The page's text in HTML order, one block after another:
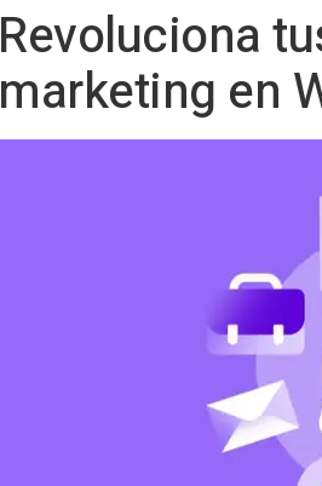
Revoluciona
marketing en